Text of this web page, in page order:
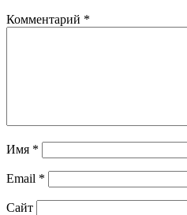
Комментарий *
Имя *
Email *
Сайт